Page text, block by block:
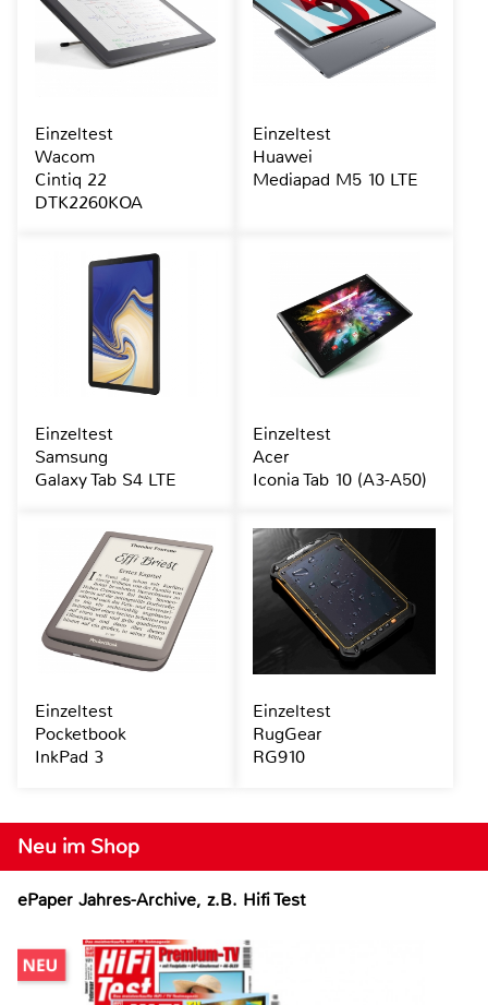
Neu im Shop
ePaper Jahres-Archive, z.B. Hifi Test
Einzeltest
Wacom
Cintiq 22
DTK2260KOA
Einzeltest
Huawei
Mediapad M5 10 LTE
Einzeltest
Samsung
Galaxy Tab S4 LTE
Einzeltest
Acer
Iconia Tab 10 (A3-A50)
Einzeltest
Pocketbook
InkPad 3
Einzeltest
RugGear
RG910